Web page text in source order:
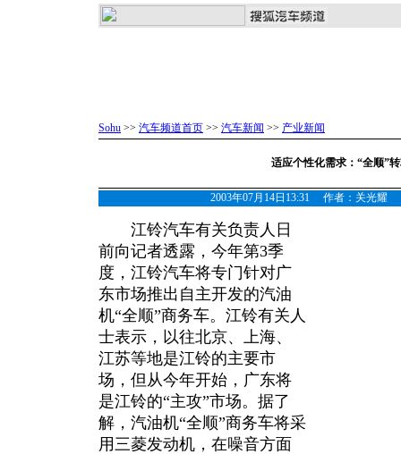
Sohu >> 汽车频道首页 >> 汽车新闻 >> 产业新闻
适应个性化需求：“全顺”
2003年07月14日13:31 作者：关光耀
江铃汽车有关负责人日
前向记者透露，今年第3季
度，江铃汽车将专门针对广
东市场推出自主开发的汽油
机“全顺”商务车。江铃有关人
士表示，以往北京、上海、
江苏等地是江铃的主要市
场，但从今年开始，广东将
是江铃的“主攻”市场。据了
解，汽油机“全顺”商务车将采
用三菱发动机，在噪音方面